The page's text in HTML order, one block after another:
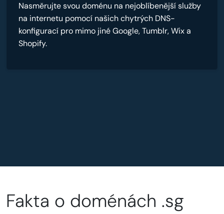
Nasměrujte svou doménu na nejoblíbenější služby
na internetu pomocí našich chytrých DNS-
konfigurací pro mimo jiné Google, Tumblr, Wix a
Shopify.
Fakta o doménách .sg